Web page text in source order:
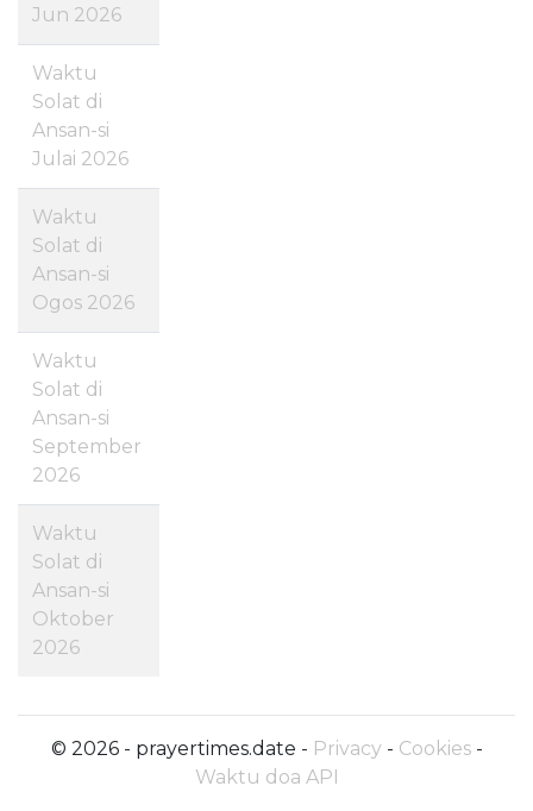
Jun 2026
Waktu
Solat di
Ansan-si
Julai 2026
Waktu
Solat di
Ansan-si
Ogos 2026
Waktu
Solat di
Ansan-si
September
2026
Waktu
Solat di
Ansan-si
Oktober
2026
© 2026 - prayertimes.date - Privacy- Cookies-
Waktu doa API